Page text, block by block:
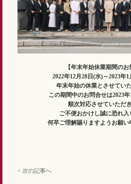
【年末年始休業期間のお
2022年12月28日(水)～2023年
年末年始の休業とさせてい
この期間中のお問合せは2023
順次対応させていただき
ご不便おかけし誠に恐れ入
何卒ご理解賜りますようお願い
< 次の記事へ